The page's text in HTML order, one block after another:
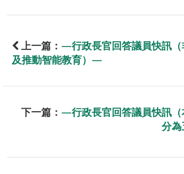
上一篇： —行政長官回答議員快訊（
及推動智能教育）—
下一篇： —行政長官回答議員快訊（
分